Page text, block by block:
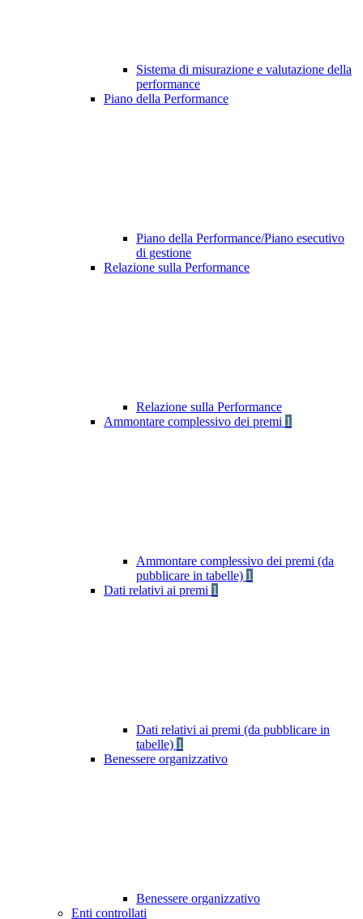
Sistema di misurazione e valutazione della
performance
Piano della Performance
Piano della Performance/Piano esecutivo
di gestione
Relazione sulla Performance
Relazione sulla Performance
Ammontare complessivo dei premi 1
Ammontare complessivo dei premi (da
pubblicare in tabelle) 1
Dati relativi ai premi 1
Dati relativi ai premi (da pubblicare in
tabelle) 1
Benessere organizzativo
Benessere organizzativo
Enti controllati